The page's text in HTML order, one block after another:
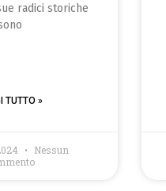
radici storiche
TUTTO »
Nessun